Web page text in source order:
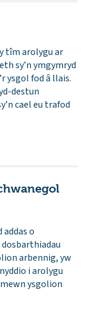
tîm arolygu ar
sy’n ymgymryd
ysgol fod â llais.
destun
cael eu trafod
o
arbennig, yw
i arolygu
ysgolion